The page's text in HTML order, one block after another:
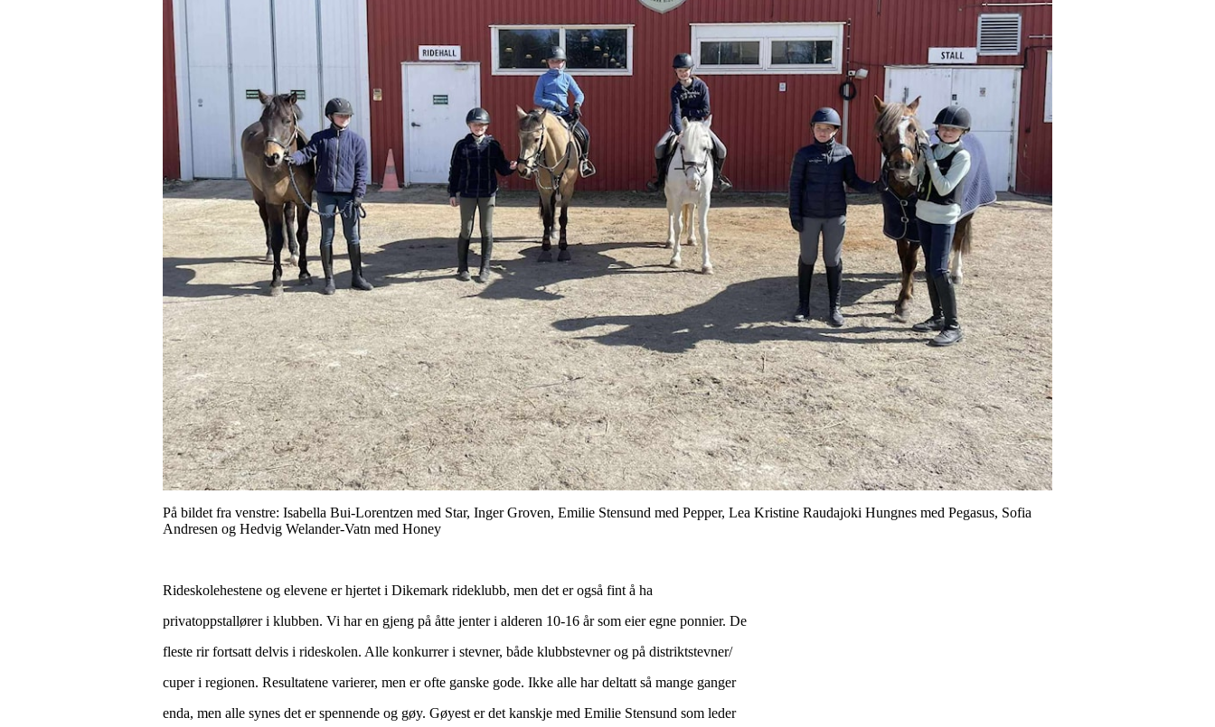
På bildet fra venstre: Isabella Bui-Lorentzen med Star, Inger Groven, Emilie Stensund med Pepper, Lea Kristine Raudajoki Hungnes med Pegasus, Sofia
Andresen og Hedvig Welander-Vatn med Honey
Rideskolehestene og elevene er hjertet i Dikemark rideklubb, men det er også fint å ha
privatoppstallører i klubben. Vi har en gjeng på åtte jenter i alderen 10-16 år som eier egne ponnier. De
fleste rir fortsatt delvis i rideskolen. Alle konkurrer i stevner, både klubbstevner og på distriktstevner/
cuper i regionen. Resultatene varierer, men er ofte ganske gode. Ikke alle har deltatt så mange ganger
enda, men alle synes det er spennende og gøy. Gøyest er det kanskje med Emilie Stensund som leder